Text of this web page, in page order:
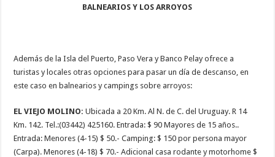
BALNEARIOS Y LOS ARROYOS
Además de la Isla del Puerto, Paso Vera y Banco Pelay ofrece a
turistas y locales otras opciones para pasar un día de descanso, en
este caso en balnearios y campings sobre arroyos:
EL VIEJO MOLINO: Ubicada a 20 Km. Al N. de C. del Uruguay. R 14
Km. 142. Tel.:(03442) 425160. Entrada: $ 90 Mayores de 15 años..
Entrada: Menores (4-15) $ 50.- Camping: $ 150 por persona mayor
(Carpa). Menores (4-18) $ 70.- Adicional casa rodante y motorhome $